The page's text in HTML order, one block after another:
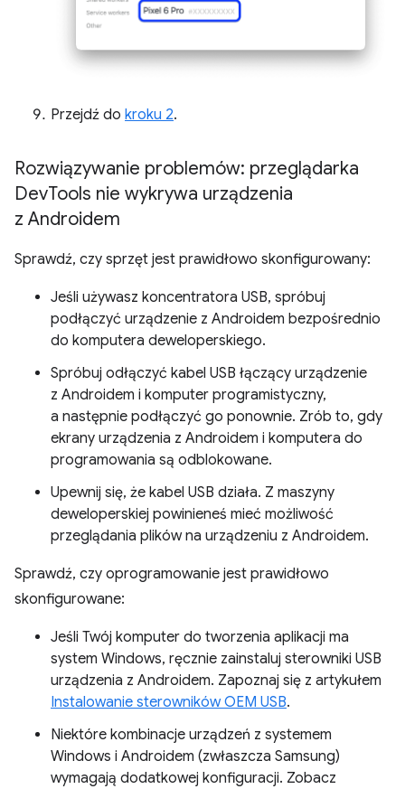
Przejdź do kroku 2.
Rozwiązywanie problemów: przeglądarka
DevTools nie wykrywa urządzenia
z Androidem
Sprawdź, czy sprzęt jest prawidłowo skonfigurowany:
Jeśli używasz koncentratora USB, spróbuj
podłączyć urządzenie z Androidem bezpośrednio
do komputera deweloperskiego.
Spróbuj odłączyć kabel USB łączący urządzenie
z Androidem i komputer programistyczny,
a następnie podłączyć go ponownie. Zrób to, gdy
ekrany urządzenia z Androidem i komputera do
programowania są odblokowane.
Upewnij się, że kabel USB działa. Z maszyny
deweloperskiej powinieneś mieć możliwość
przeglądania plików na urządzeniu z Androidem.
Sprawdź, czy oprogramowanie jest prawidłowo
skonfigurowane:
Jeśli Twój komputer do tworzenia aplikacji ma
system Windows, ręcznie zainstaluj sterowniki USB
urządzenia z Androidem. Zapoznaj się z artykułem
Instalowanie sterowników OEM USB.
Niektóre kombinacje urządzeń z systemem
Windows i Androidem (zwłaszcza Samsung)
wymagają dodatkowej konfiguracji. Zobacz